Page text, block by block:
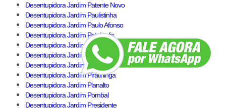
Desentupidora Jardim Patente Novo
Desentupidora Jardim Paulistinha
Desentupidora Jardim Paulo Afonso
Desentupidora Jardim Petrópolis
Desentupidora Jardim Piracema
Desentupidora Jardim Piracumã
Desentupidora Jardim Pirajussara
Desentupidora Jardim Piratininga
Desentupidora Jardim Planalto
Desentupidora Jardim Pombal
Desentupidora Jardim Presidente